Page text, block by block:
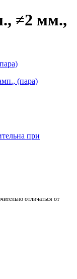
≠2 мм.,
при
отличаться от